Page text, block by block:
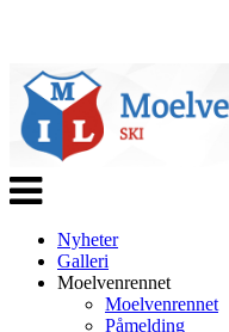
Veksle
navigasjon
Nyheter
Galleri
Moelvenrennet
Moelvenrennet
Påmelding